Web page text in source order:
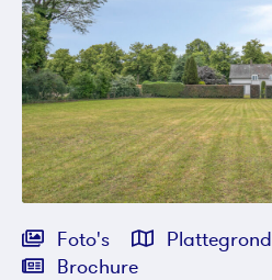
Foto's Plattegrond
Brochure